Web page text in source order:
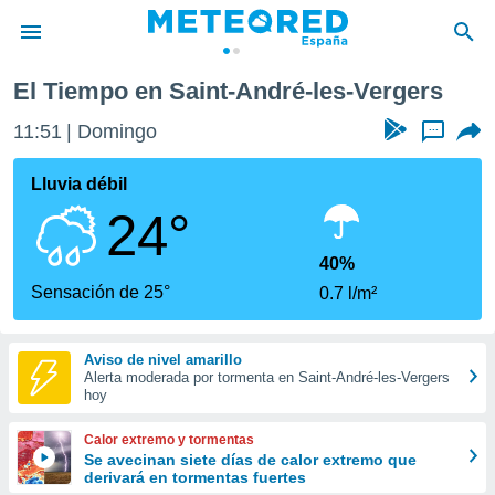
de
por
se
calidad.
a este
las
y
forma
digital
basada
El Tiempo en Saint-André-les-Vergers
11:51 Domingo ...
Lluvia débil
24°
Sensación de 25°
40%
0.7 l/m²
Aviso de nivel amarillo
Alerta moderada por tormenta en Saint-André-les-Vergers
hoy
Calor extremo y tormentas
Se avecinan siete días de calor extremo que
derivará en tormentas fuertes